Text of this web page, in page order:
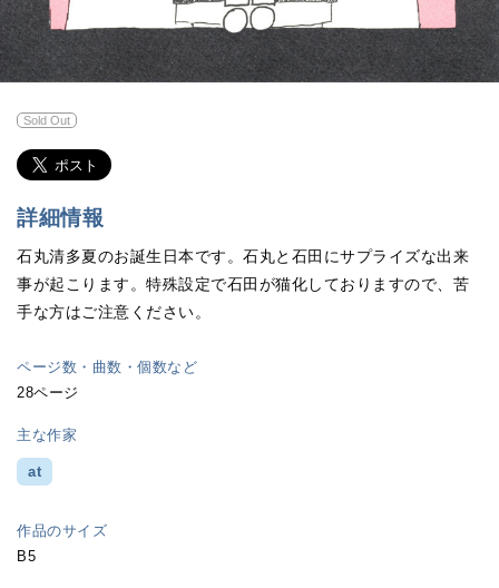
Sold Out
詳細情報
石丸清多夏のお誕生日本です。石丸と石田にサプライズな出来
事が起こります。特殊設定で石田が猫化しておりますので、苦
手な方はご注意ください。
ページ数・曲数・個数など
28ページ
主な作家
at
作品のサイズ
B5